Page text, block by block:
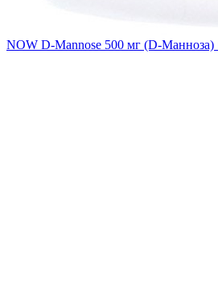
NOW D-Mannose 500 мг (D-Манноза)